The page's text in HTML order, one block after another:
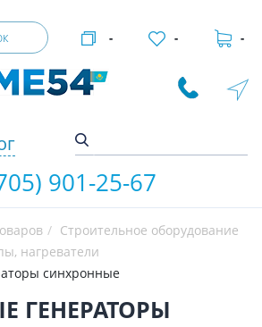
- - -
901-25-67
Строительное оборудование
нагреватели
синхронные
ГЕНЕРАТОРЫ